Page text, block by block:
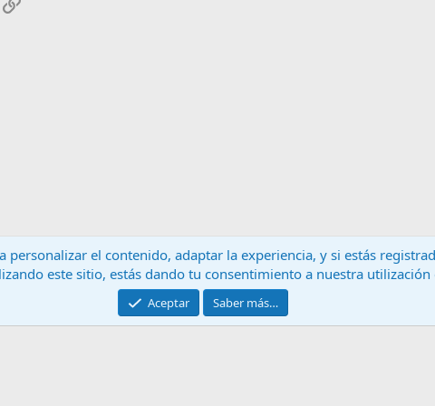
Contáctanos
Community platform by XenForo® © 2010-2024 XenForo Ltd.
personalizar el contenido, adaptar la experiencia, y si estás
este sitio, estás dando tu consentimiento a nuestra utilización
Aceptar Saber más…